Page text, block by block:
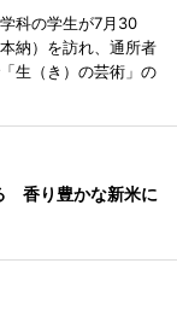
科の学生が7月30
納）を訪れ、通所者
生（き）の芸術」の
香り豊かな新米に